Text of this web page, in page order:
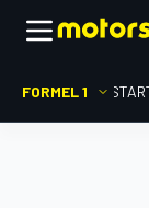
FORMEL 1